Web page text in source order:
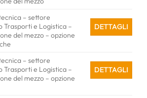
– settore
Trasporti e Logistica –
del mezzo – opzione
DETTAGLI
– settore
Trasporti e Logistica –
del mezzo – opzione
DETTAGLI